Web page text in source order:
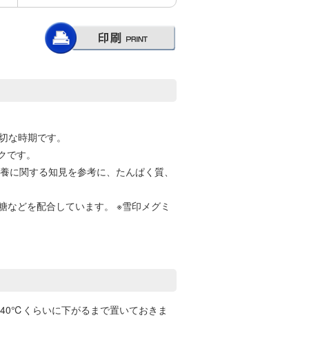
時期です。
す。
関する知見を参考に、たんぱく質、
などを配合しています。 ※雪印メグミ
くらいに下がるまで置いておきま